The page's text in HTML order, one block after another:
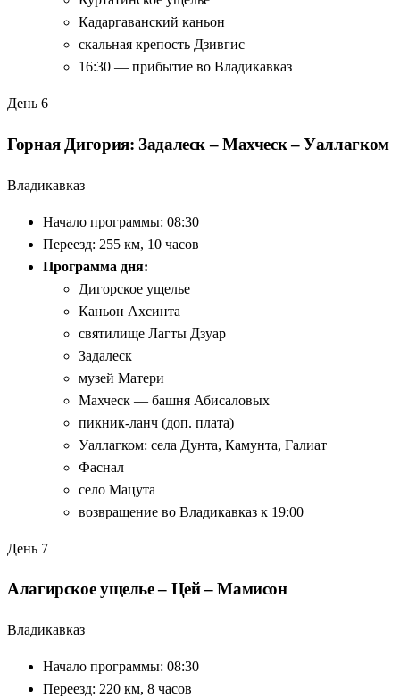
Кадаргаванский каньон
скальная крепость Дзивгис
16:30 — прибытие во Владикавказ
День 6
Горная Дигория: Задалеск – Махческ – Уаллагком
Владикавказ
Начало программы: 08:30
Переезд: 255 км, 10 часов
Программа дня:
Дигорское ущелье
Каньон Ахсинта
святилище Лагты Дзуар
Задалеск
музей Матери
Махческ — башня Абисаловых
пикник-ланч (доп. плата)
Уаллагком: села Дунта, Камунта, Галиат
Фаснал
село Мацута
возвращение во Владикавказ к 19:00
День 7
Алагирское ущелье – Цей – Мамисон
Владикавказ
Начало программы: 08:30
Переезд: 220 км, 8 часов